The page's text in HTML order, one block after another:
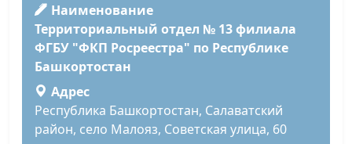
Наименование
Территориальный отдел № 13 филиала
ФГБУ "ФКП Росреестра" по Республике
Башкортостан
Адрес
Республика Башкортостан, Салаватский
район, село Малояз, Советская улица, 60